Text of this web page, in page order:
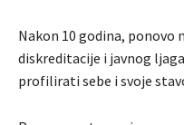
Nakon 10 godina, ponovo
diskreditacije i javnog
profilirati sebe i svoje